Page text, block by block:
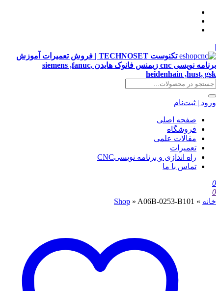
|
تکنوست TECHNOSET | فروش تعمیرات آموزش
برنامه نویسی cnc زیمنس فانوک هایدن siemens ,fanuc,
heidenhain ,hust, gsk
ورود | ثبت‌نام
صفحه اصلی
فروشگاه
مقالات علمی
تعمیرات
راه اندازی و برنامه نویسیCNC
تماس با ما
0
0
خانه »
Shop » A06B-0253-B101